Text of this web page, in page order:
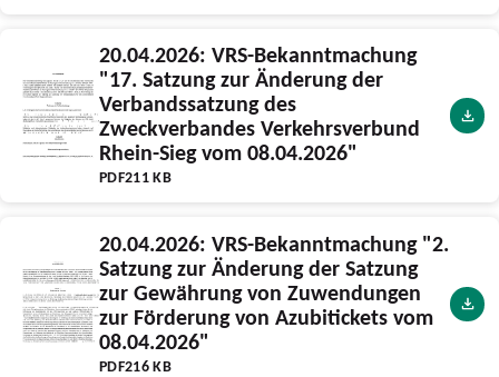
20.04.2026: VRS-Bekanntmachung
"17. Satzung zur Änderung der
Verbandssatzung des
Zweckverbandes Verkehrsverbund
Rhein-Sieg vom 08.04.2026"
PDF211 KB
20.04.2026: VRS-Bekanntmachung "2.
Satzung zur Änderung der Satzung
zur Gewährung von Zuwendungen
zur Förderung von Azubitickets vom
08.04.2026"
PDF216 KB